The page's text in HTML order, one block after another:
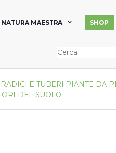
NATURA MAESTRA SHOP
E TUBERI PIANTE DA
DEL SUOLO